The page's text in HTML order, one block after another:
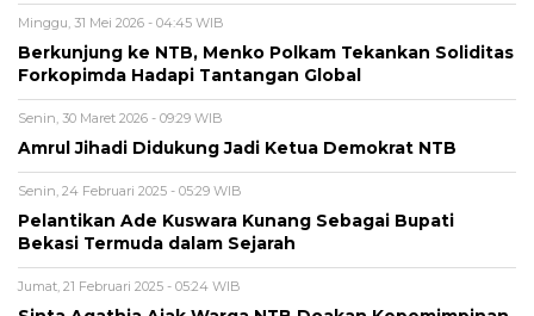
Minggu, 31 Mei 2026 - 04:45 WIB
Berkunjung ke NTB, Menko Polkam Tekankan Soliditas
Forkopimda Hadapi Tantangan Global
Senin, 30 Maret 2026 - 09:29 WIB
Amrul Jihadi Didukung Jadi Ketua Demokrat NTB
Senin, 24 Februari 2025 - 05:29 WIB
Pelantikan Ade Kuswara Kunang Sebagai Bupati
Bekasi Termuda dalam Sejarah
Jumat, 21 Februari 2025 - 05:24 WIB